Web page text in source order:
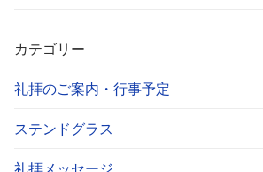
カテゴリー
礼拝のご案内・行事予定
ステンドグラス
礼拝メッセージ